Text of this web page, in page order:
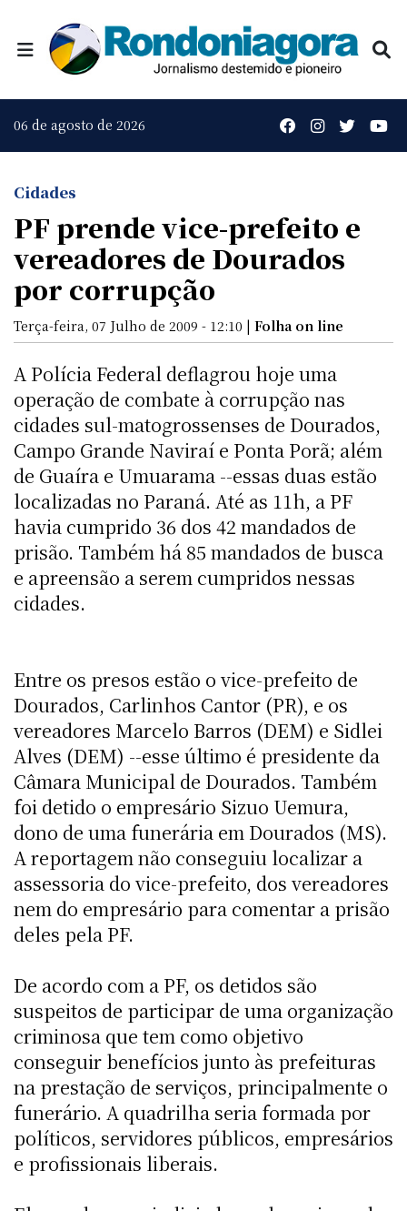
06 de agosto de 2026
Cidades
PF prende vice-prefeito e
vereadores de Dourados
por corrupção
Terça-feira, 07 Julho de 2009 - 12:10 | Folha on line
A Polícia Federal deflagrou hoje uma
operação de combate à corrupção nas
cidades sul-matogrossenses de Dourados,
Campo Grande Naviraí e Ponta Porã; além
de Guaíra e Umuarama --essas duas estão
localizadas no Paraná. Até as 11h, a PF
havia cumprido 36 dos 42 mandados de
prisão. Também há 85 mandados de busca
e apreensão a serem cumpridos nessas
cidades.
Entre os presos estão o vice-prefeito de
Dourados, Carlinhos Cantor (PR), e os
vereadores Marcelo Barros (DEM) e Sidlei
Alves (DEM) --esse último é presidente da
Câmara Municipal de Dourados. Também
foi detido o empresário Sizuo Uemura,
dono de uma funerária em Dourados (MS).
A reportagem não conseguiu localizar a
assessoria do vice-prefeito, dos vereadores
nem do empresário para comentar a prisão
deles pela PF.
De acordo com a PF, os detidos são
suspeitos de participar de uma organização
criminosa que tem como objetivo
conseguir benefícios junto às prefeituras
na prestação de serviços, principalmente o
funerário. A quadrilha seria formada por
políticos, servidores públicos, empresários
e profissionais liberais.